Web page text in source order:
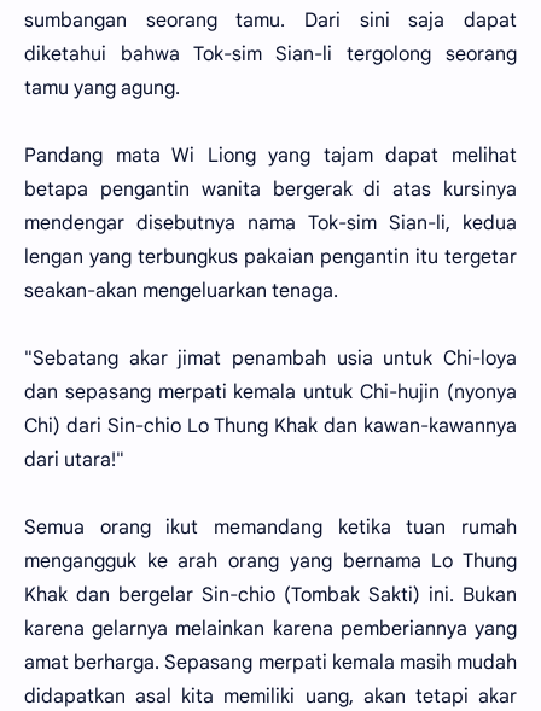
sumbangan seorang tamu. Dari sini saja dapat
diketahui bahwa Tok-sim Sian-li tergolong seorang
tamu yang agung.
Pandang mata Wi Liong yang tajam dapat melihat
betapa pengantin wanita bergerak di atas kursinya
mendengar disebutnya nama Tok-sim Sian-li, kedua
lengan yang terbungkus pakaian pengantin itu tergetar
seakan-akan mengeluarkan tenaga.
"Sebatang akar jimat penambah usia untuk Chi-loya
dan sepasang merpati kemala untuk Chi-hujin (nyonya
Chi) dari Sin-chio Lo Thung Khak dan kawan-kawannya
dari utara!"
Semua orang ikut memandang ketika tuan rumah
mengangguk ke arah orang yang bernama Lo Thung
Khak dan bergelar Sin-chio (Tombak Sakti) ini. Bukan
karena gelarnya melainkan karena pemberiannya yang
amat berharga. Sepasang merpati kemala masih mudah
didapatkan asal kita memiliki uang, akan tetapi akar